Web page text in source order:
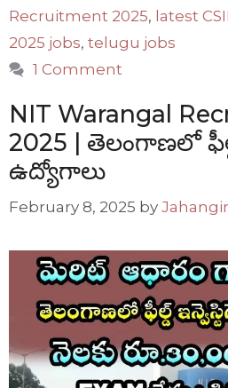
Recruitment 2025, latest
2025 jobs, telugu jobs
1 Comment
NIT Warangal
2025 | తెలంగాణలో
ఉద్యోగాలు
February 8, 2025 by Jahangir